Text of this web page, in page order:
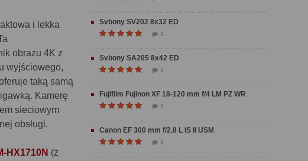
i lekka
obrazu 4K z
wyjściowego,
taką samą
Kamerę
sieciowym
obsługi.
HX1710N (z
Svbony SV202 8x32 ED
1
Svbony SA205 8x42 ED
1
Fujifilm Fujinon XF 18-120 mm f/4 LM PZ WR
1
Canon EF 300 mm f/2.8 L IS II USM
3